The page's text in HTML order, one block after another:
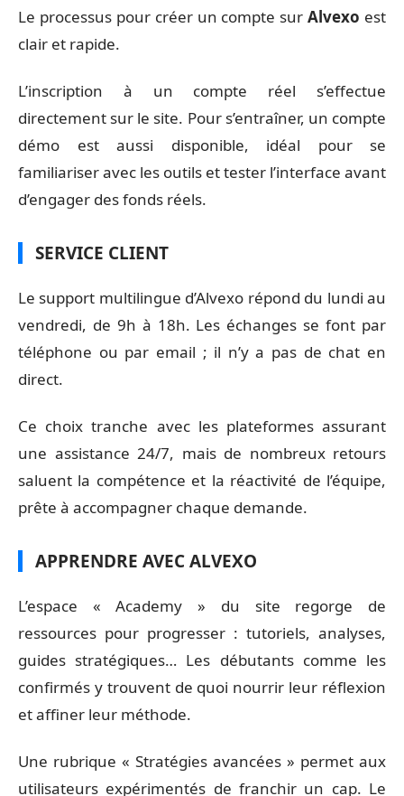
Le processus pour créer un compte surAlvexo est
clair et rapide.
L’inscription à un compte réel s’effectue
directement sur le site. Pour s’entraîner, un compte
démo est aussi disponible, idéal pour se
familiariser avec les outils et tester l’interface avant
d’engager des fonds réels.
SERVICE CLIENT
Le support multilingue d’Alvexo répond du lundi au
vendredi, de 9h à 18h. Les échanges se font par
téléphone ou par email ; il n’y a pas de chat en
direct.
Ce choix tranche avec les plateformes assurant
une assistance 24/7, mais de nombreux retours
saluent la compétence et la réactivité de l’équipe,
prête à accompagner chaque demande.
APPRENDRE AVEC ALVEXO
L’espace « Academy » du site regorge de
ressources pour progresser : tutoriels, analyses,
guides stratégiques… Les débutants comme les
confirmés y trouvent de quoi nourrir leur réflexion
et affiner leur méthode.
Une rubrique « Stratégies avancées » permet aux
utilisateurs expérimentés de franchir un cap. Le